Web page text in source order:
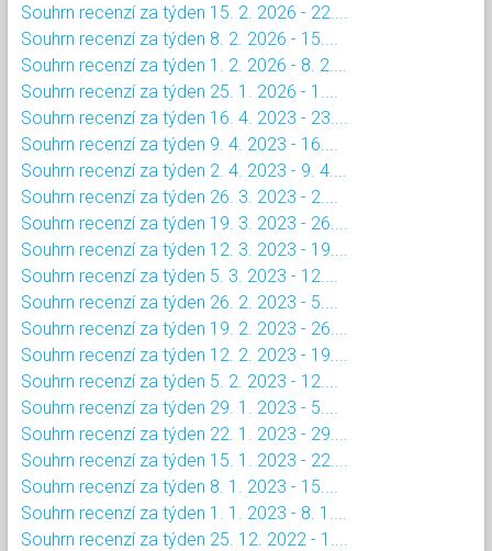
Souhrn recenzí za týden 15. 2. 2026 - 22....
Souhrn recenzí za týden 8. 2. 2026 - 15....
Souhrn recenzí za týden 1. 2. 2026 - 8. 2....
Souhrn recenzí za týden 25. 1. 2026 - 1....
Souhrn recenzí za týden 16. 4. 2023 - 23....
Souhrn recenzí za týden 9. 4. 2023 - 16....
Souhrn recenzí za týden 2. 4. 2023 - 9. 4....
Souhrn recenzí za týden 26. 3. 2023 - 2....
Souhrn recenzí za týden 19. 3. 2023 - 26....
Souhrn recenzí za týden 12. 3. 2023 - 19....
Souhrn recenzí za týden 5. 3. 2023 - 12....
Souhrn recenzí za týden 26. 2. 2023 - 5....
Souhrn recenzí za týden 19. 2. 2023 - 26....
Souhrn recenzí za týden 12. 2. 2023 - 19....
Souhrn recenzí za týden 5. 2. 2023 - 12....
Souhrn recenzí za týden 29. 1. 2023 - 5....
Souhrn recenzí za týden 22. 1. 2023 - 29....
Souhrn recenzí za týden 15. 1. 2023 - 22....
Souhrn recenzí za týden 8. 1. 2023 - 15....
Souhrn recenzí za týden 1. 1. 2023 - 8. 1....
Souhrn recenzí za týden 25. 12. 2022 - 1....